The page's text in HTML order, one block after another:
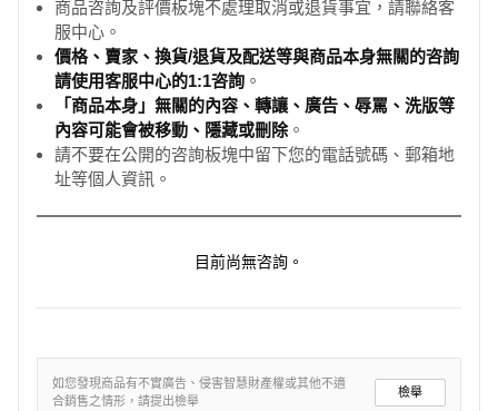
商品咨詢及評價板塊不處理取消或退貨事宜，請聯絡客
服中心。
價格、賣家、換貨/退貨及配送等與商品本身無關的咨詢
請使用客服中心的1:1咨詢 。
「商品本身」無關的內容、轉讓、廣告、辱罵、洗版等
內容可能會被移動、隱藏或刪除。
請不要在公開的咨詢板塊中留下您的電話號碼、郵箱地
址等個人資訊。
目前尚無咨詢。
如您發現商品有不實廣告、侵害智慧財產權或其他不適
合銷售之情形，請提出檢舉
檢舉